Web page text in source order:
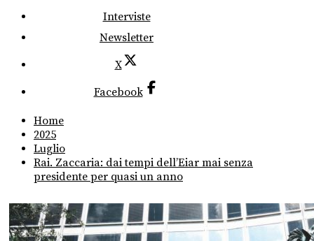
Interviste
Newsletter
X
Facebook
Home
2025
Luglio
Rai. Zaccaria: dai tempi dell’Eiar mai senza
presidente per quasi un anno